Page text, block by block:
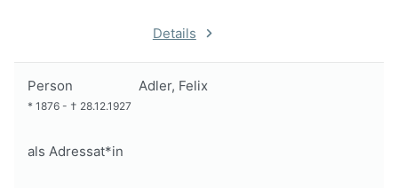
Details
Person Adler, Felix
* 1876 - † 28.12.1927
als Adressat*in